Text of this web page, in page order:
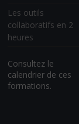
Les outils
collaboratifs en 2
heures
Consultez le
calendrier de ces
formations.